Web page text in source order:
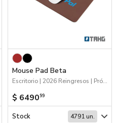
Mouse Pad Beta
Escritorio | 2026 Reingresos | Próximos Arribos | 2026 Minería | Tecnología
$ 649099
Stock 4791 un.